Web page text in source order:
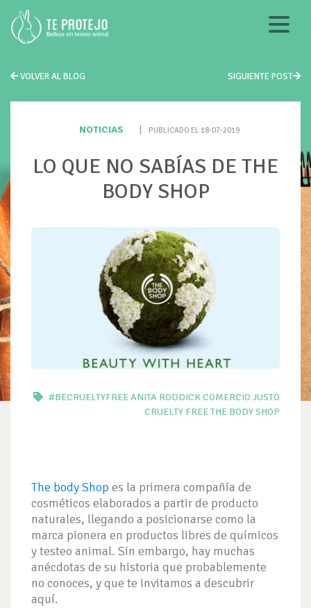
VOLVER AL BLOG SIGUIENTE POST
NOTICIAS PUBLICADO EL 18-07-2019
LO QUE NO SABÍAS DE THE
BODY SHOP
#BECRUELTYFREEANITA RODDICKCOMERCIO JUSTO
CRUELTY FREETHE BODY SHOP
The body Shop es la primera compañía de
cosméticos elaborados a partir de producto
naturales, llegando a posicionarse como la
marca pionera en productos libres de químicos
y testeo animal. Sin embargo, hay muchas
anécdotas de su historia que probablemente
no conoces, y que te invitamos a descubrir
aquí.